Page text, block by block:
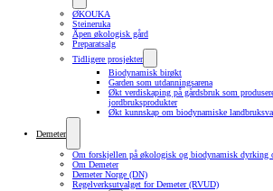
ØKOUKA
Steineruka
Åpen økologisk gård
Preparatsalg
Tidligere prosjekter
Biodynamisk birøkt
Garden som utdanningsarena
Økt verdiskaping på gårdsbruk som
jordbruksprodukter
Økt kunnskap om biodynamiske
Demeter
Om forskjellen på økologisk og biodynamisk dyrking
Om Demeter
Demeter Norge (DN)
Regelverksutvalget for Demeter (RVUD)